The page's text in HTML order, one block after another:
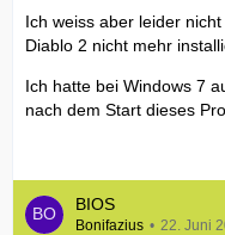
Ich weiss aber leider
Diablo 2 nicht mehr
Ich hatte bei Windows 7
nach dem Start dieses
BIOS
Bonifazius 22. Juni